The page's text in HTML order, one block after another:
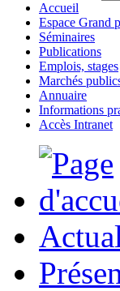
Accueil
Espace Grand
Séminaires
Publications
Emplois, stages
Marchés
Annuaire
Informations
Accès Intranet